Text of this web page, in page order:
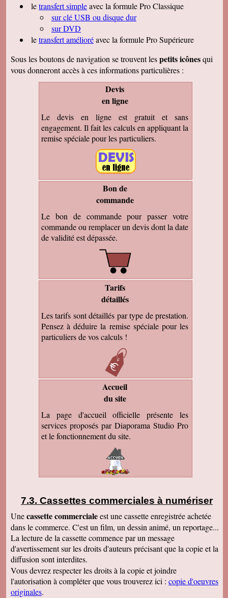
letransfert simpleavec la formule Pro Classique
sur clé USB ou disque dur
sur DVD
letransfert amélioréavec la formule Pro Supérieure
Sous les boutons de navigation se trouvent lespetits icônesqui
vous donneront accès à ces informations particulières :
Devis
en ligne
Le devis en ligne est gratuit et sans
engagement. Il fait les calculs en appliquant la
remise spéciale pour les particuliers.
Bon de
commande
Le bon de commande pour passer votre
commande ou remplacer un devis dont la date
de validité est dépassée.
Tarifs
détaillés
Les tarifs sont détaillés par type de prestation.
Pensez à déduire la remise spéciale pour les
particuliers de vos calculs !
Accueil
du site
La page d'accueil officielle présente les
services proposés par Diaporama Studio Pro
et le fonctionnement du site.
Cassettes commerciales à numériser
Unecassette commercialeest une cassette enregistrée achetée
dans le commerce. C'est un film, un dessin animé, un reportage...
La lecture de la cassette commence par un message
d'avertissement sur les droits d'auteurs précisant que la copie et la
diffusion sont interdites.
Vous devrez respecter les droits à la copie et joindre
l'autorisation à compléter que vous trouverez ici : copie d'oeuvres
originales.